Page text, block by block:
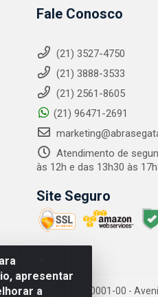
apresentar
a
Fale Conosco
(21) 3527-4750
(21) 3888-3533
(21) 2561-8605
(21) 96471-2691
Atendimento de
às 12h e das 13h30 às
Site Seguro
- CNPJ: 10.894.768/0001-00 -